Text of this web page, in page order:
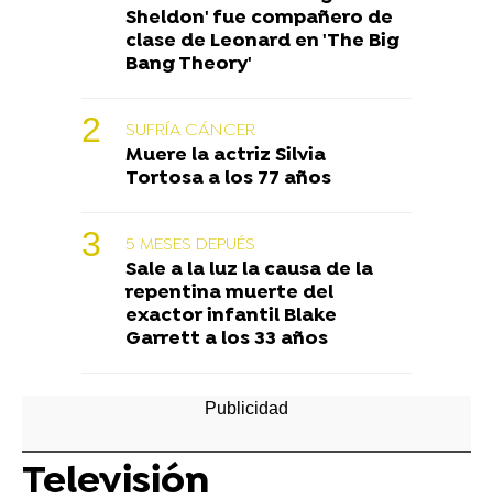
Sheldon' fue compañero de
clase de Leonard en 'The Big
Bang Theory'
SUFRÍA CÁNCER
Muere la actriz Silvia
Tortosa a los 77 años
5 MESES DEPUÉS
Sale a la luz la causa de la
repentina muerte del
exactor infantil Blake
Garrett a los 33 años
Televisión